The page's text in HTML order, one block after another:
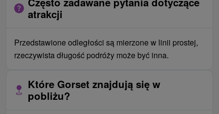
atrakcji
Przedstawione odległości są mierzone w linii prostej,
rzeczywista długość podróży może być inna.
Które Gorset znajdują się w
pobliżu?